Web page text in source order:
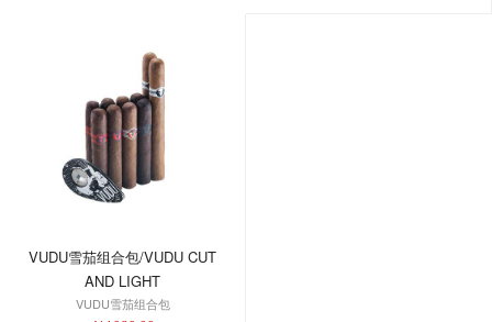
VUDU雪茄组合包/VUDU CUT
AND LIGHT
VUDU雪茄组合包